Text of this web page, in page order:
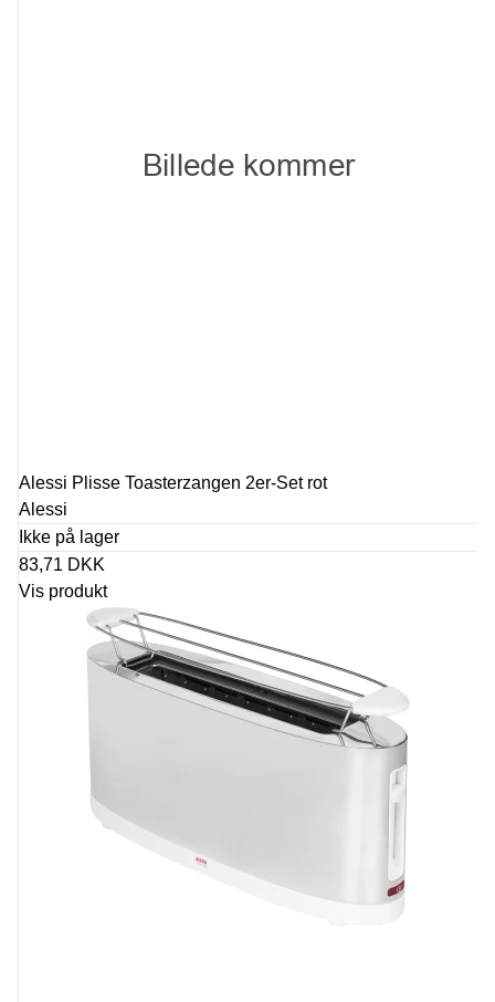
Alessi Plisse Toasterzangen 2er-Set rot
Alessi
Ikke på lager
83,71 DKK
Vis produkt